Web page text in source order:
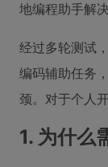
地编程助手解
经过多轮测试
编码辅助任务
颈。对于个人
1. 为什么